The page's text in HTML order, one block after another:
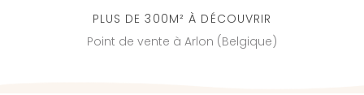
PLUS DE 300M² À DÉCOUVRIR
Point de vente à Arlon (Belgique)